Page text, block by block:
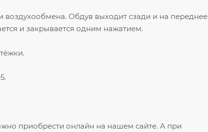
Обдув выходит сзади и на переднее
и закрывается одним нажатием.
приобрести онлайн на нашем сайте. А при